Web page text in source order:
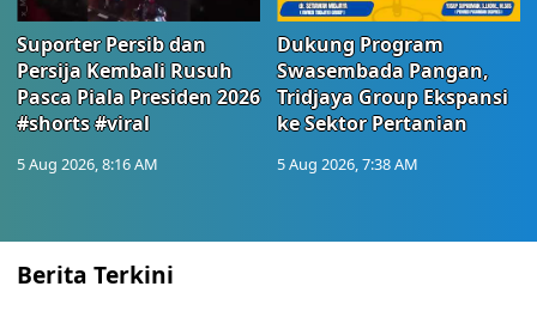
Suporter Persib dan
Persija Kembali Rusuh
Pasca Piala Presiden 2026
#shorts #viral
5 Aug 2026, 8:16 AM
Dukung Program
Swasembada Pangan,
Tridjaya Group Ekspansi
ke Sektor Pertanian
5 Aug 2026, 7:38 AM
Berita Terkini